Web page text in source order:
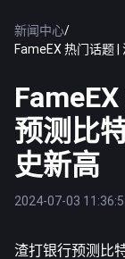
新闻中心/
FameEX 热门话题
预测比
史新高
2024-07-03
渣打银行预测 比